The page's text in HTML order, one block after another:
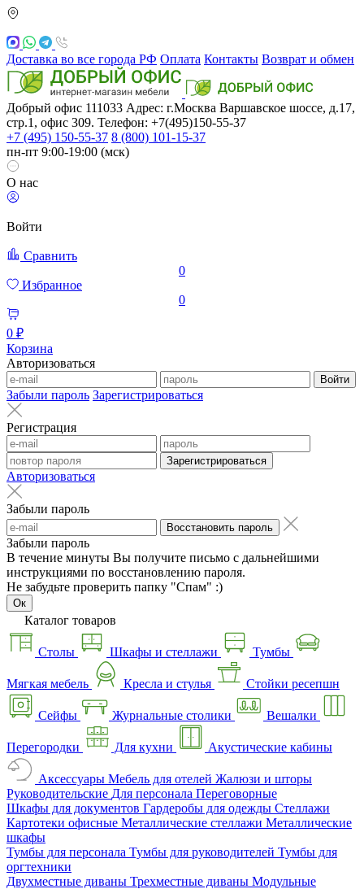
Доставка во все города РФ Оплата Контакты Возврат и обмен
Добрый офис 111033 Адрес: г.Москва Варшавское шоссе, д.17,
стр.1, офис 309. Телефон: +7(495)150-55-37
+7 (495) 150-55-37 8 (800) 101-15-37
пн-пт 9:00-19:00 (мск)
О нас
Войти
Сравнить
0
Избранное
0
0 ₽
Корзина
Авторизоваться
Войти
Забыли пароль Зарегистрироваться
Регистрация
Зарегистрироваться
Авторизоваться
Забыли пароль
Восстановить пароль
Забыли пароль
В течение минуты Вы получите письмо с дальнейшими
инструкциями по восстановлению пароля.
Не забудьте проверить папку "Спам" :)
Ок
Каталог товаров
Столы Шкафы и стеллажи Тумбы
Мягкая мебель Кресла и стулья Стойки ресепшн
Сейфы Журнальные столики Вешалки
Перегородки Для кухни Акустические кабины
Аксессуары Мебель для отелей Жалюзи и шторы
Руководительские Для персонала Переговорные
Шкафы для документов Гардеробы для одежды Стеллажи
Картотеки офисные Металлические стеллажи Металлические
шкафы
Тумбы для персонала Тумбы для руководителей Тумбы для
оргтехники
Двухместные диваны Трехместные диваны Модульные